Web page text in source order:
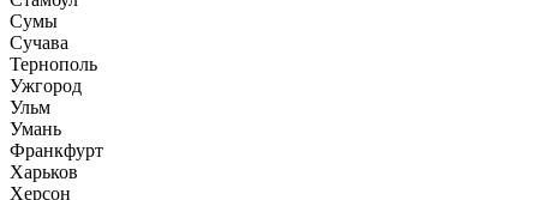
Сумы
Сучава
Тернополь
Ужгород
Ульм
Умань
Франкфурт
Харьков
Херсон